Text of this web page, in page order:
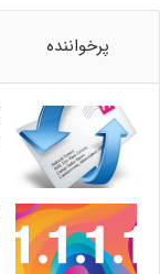
پرخواننده